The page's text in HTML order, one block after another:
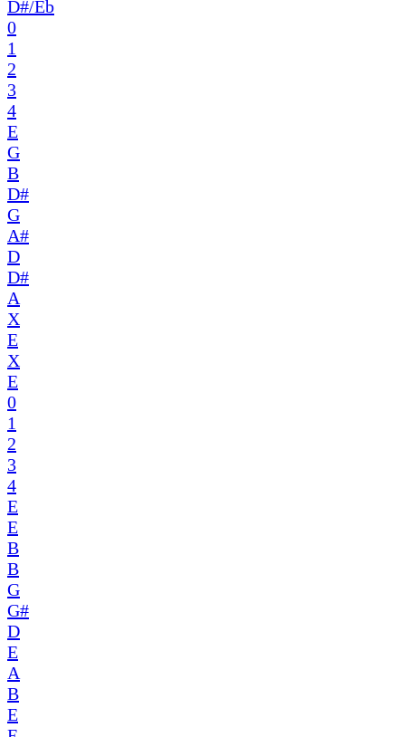
D#/Eb
0
1
2
3
4
E
G
B
D#
G
A#
D
D#
A
X
E
X
E
0
1
2
3
4
E
E
B
B
G
G#
D
E
A
B
E